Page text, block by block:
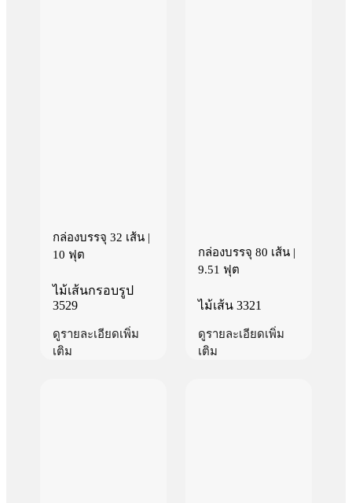
กล่องบรรจุ 32 เส้น |
10 ฟุต
ไม้เส้นกรอบรูป
3529
ดูรายละเอียดเพิ่ม
เติม
กล่องบรรจุ 80 เส้น |
9.51 ฟุต
ไม้เส้น 3321
ดูรายละเอียดเพิ่ม
เติม